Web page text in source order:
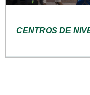
CENTROS DE